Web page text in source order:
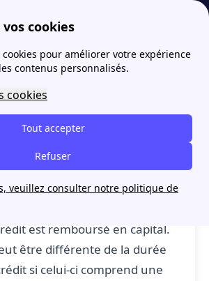
cookies
pour améliorer votre expérience
contenus personnalisés.
cookies
Tout accepter
Refuser
veuillez consulter notre politique de
Lexique de l'immobilier: définitions de D à F Durée d'amortissement : définition
:
: La durée
est la durée durant
est remboursé en capital.
être différente de la durée
si celui-ci comprend une